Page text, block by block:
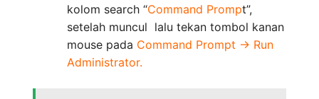
kolom search “Command Prompt”,
setelah muncul lalu tekan tombol kanan
mouse pada Command Prompt -> Run
Administrator.